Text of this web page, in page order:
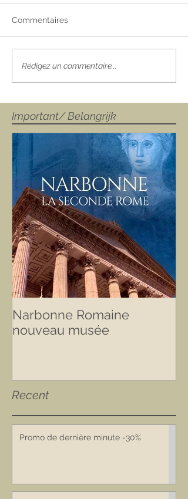
Commentaires
Rédigez un commentaire...
Important/ Belangrijk
Narbonne Romaine
nouveau musée
Recent
Promo de dernière minute -30%